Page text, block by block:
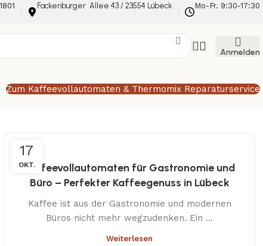
Fackenburger Allee 43 / 23554 Lübeck Mo-Fr. 9:30-17:30
Anmelden
Zum Kaffeevollautomaten & Thermomix Reparaturservice
17
OKT.
Kaffeevollautomaten für Gastronomie und
Büro – Perfekter Kaffeegenuss in Lübeck
Kaffee ist aus der Gastronomie und modernen
Büros nicht mehr wegzudenken. Ein ...
Weiterlesen